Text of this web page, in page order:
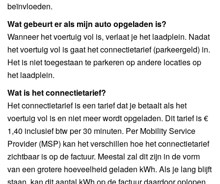
beïnvloeden.
Wat gebeurt er als mijn auto opgeladen is?
Wanneer het voertuig vol is, verlaat je het laadplein. Nadat
het voertuig vol is gaat het connectietarief (parkeergeld) in.
Het is niet toegestaan te parkeren op andere locaties op
het laadplein.
Wat is het connectietarief?
Het connectietarief is een tarief dat je betaalt als het
voertuig vol is en niet meer wordt opgeladen. Dit tarief is €
1,40 inclusief btw per 30 minuten. Per Mobility Service
Provider (MSP) kan het verschillen hoe het connectietarief
zichtbaar is op de factuur. Meestal zal dit zijn in de vorm
van een grotere hoeveelheid geladen kWh. Als je lang blijft